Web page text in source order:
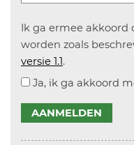
Ik ga ermee akkoord
worden zoals
versie 1.1.
Ja, ik ga akkoord
AANMELDEN